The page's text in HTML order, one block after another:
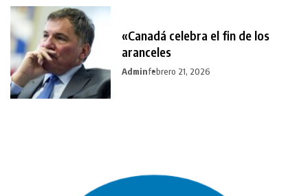
«Canadá celebra el fin de los
aranceles
Adminfebrero 21, 2026